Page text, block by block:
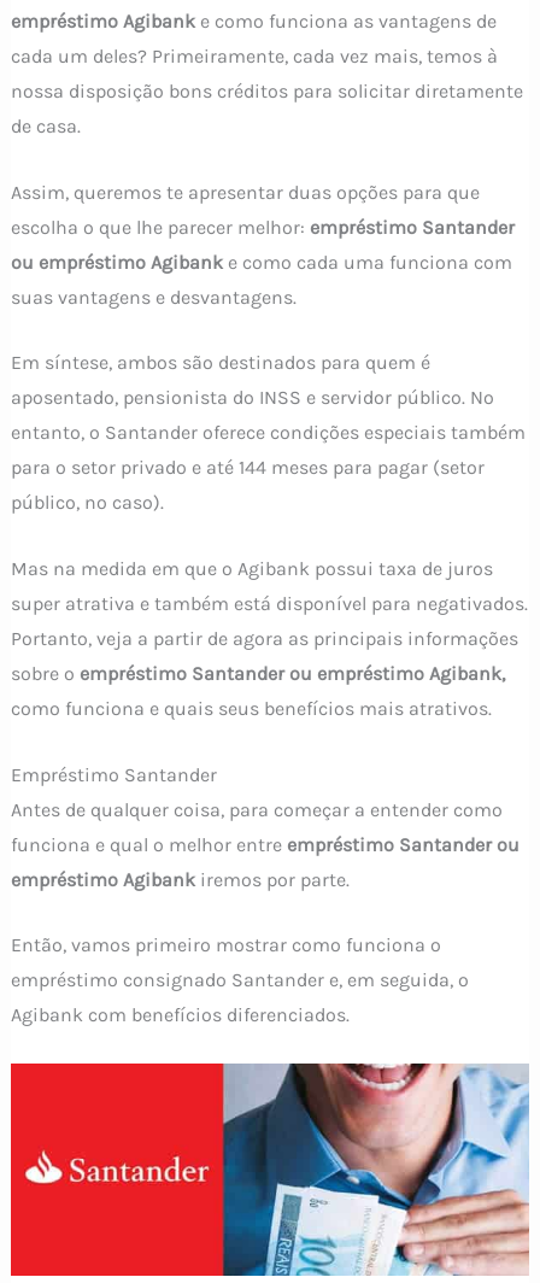
empréstimo Agibanke como funciona as vantagens de
cada um deles? Primeiramente, cada vez mais, temos à
nossa disposição bons créditos para solicitar diretamente
de casa.
Assim, queremos te apresentar duas opções para que
escolha o que lhe parecer melhor: empréstimo Santander
ou empréstimo Agibanke como cada uma funciona com
suas vantagens e desvantagens.
Em síntese, ambos são destinados para quem é
aposentado, pensionista do INSS e servidor público. No
entanto, o Santander oferece condições especiais também
para o setor privado e até 144 meses para pagar (setor
público, no caso).
Mas na medida em que o Agibank possui taxa de juros
super atrativa e também está disponível para negativados.
Portanto, veja a partir de agora as principais informações
sobre o empréstimo Santander ou empréstimo Agibank,
como funciona e quais seus benefícios mais atrativos.
Empréstimo Santander
Antes de qualquer coisa, para começar a entender como
funciona e qual o melhor entre empréstimo Santander ou
empréstimo Agibankiremos por parte.
Então, vamos primeiro mostrar como funciona o
empréstimo consignado Santander e, em seguida, o
Agibank com benefícios diferenciados.